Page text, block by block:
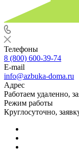
Телефоны
8 (800) 600-39-74
E-mail
info@azbuka-doma.ru
Адрес
Работаем удаленно,
Режим работы
Круглосуточно,